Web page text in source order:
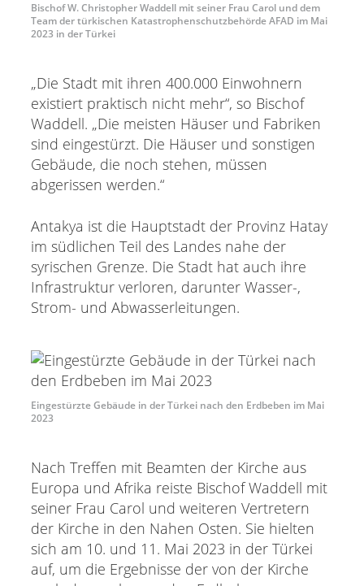
Bischof W. Christopher Waddell mit seiner Frau Carol und dem
Team der türkischen Katastrophenschutzbehörde AFAD im Mai
2023 in der Türkei
„Die Stadt mit ihren 400.000 Einwohnern
existiert praktisch nicht mehr“, so Bischof
Waddell. „Die meisten Häuser und Fabriken
sind eingestürzt. Die Häuser und sonstigen
Gebäude, die noch stehen, müssen
abgerissen werden.“
Antakya ist die Hauptstadt der Provinz Hatay
im südlichen Teil des Landes nahe der
syrischen Grenze. Die Stadt hat auch ihre
Infrastruktur verloren, darunter Wasser-,
Strom- und Abwasserleitungen.
Eingestürzte Gebäude in der Türkei nach den Erdbeben im Mai
2023
Nach Treffen mit Beamten der Kirche aus
Europa und Afrika reiste Bischof Waddell mit
seiner Frau Carol und weiteren Vertretern
der Kirche in den Nahen Osten. Sie hielten
sich am 10. und 11. Mai 2023 in der Türkei
auf, um die Ergebnisse der von der Kirche